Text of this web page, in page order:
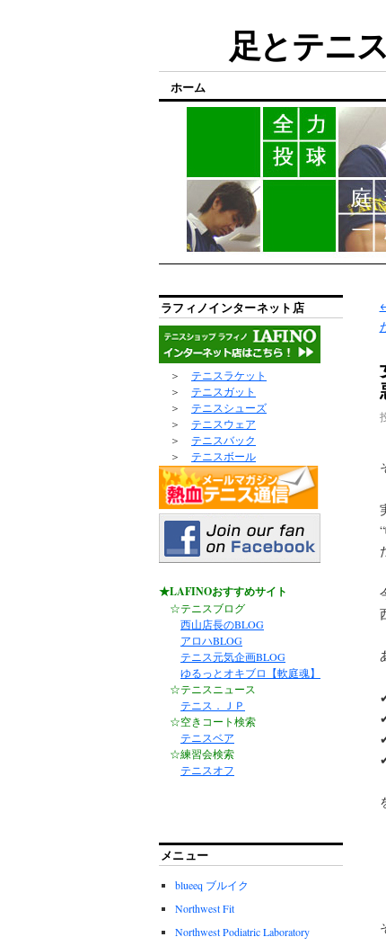
足とテニ
ホーム
ラフィノインターネット店
＞ テニスラケット
＞ テニスガット
＞ テニスシューズ
＞ テニスウェア
＞ テニスバック
＞ テニスボール
★LAFINOおすすめサイト
☆テニスブログ
西山店長のBLOG
アロハBLOG
テニス元気企画BLOG
ゆるっとオキブロ【軟庭魂】
☆テニスニュース
テニス．ＪＰ
☆空きコート検索
テニスベア
☆練習会検索
テニスオフ
メニュー
blueeq ブルイク
Northwest Fit
Northwest Podiatric Laboratory